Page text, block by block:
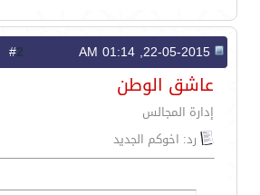
2
عاشق الوطن
إدارة المجالس
رد: اخوكم الجديد